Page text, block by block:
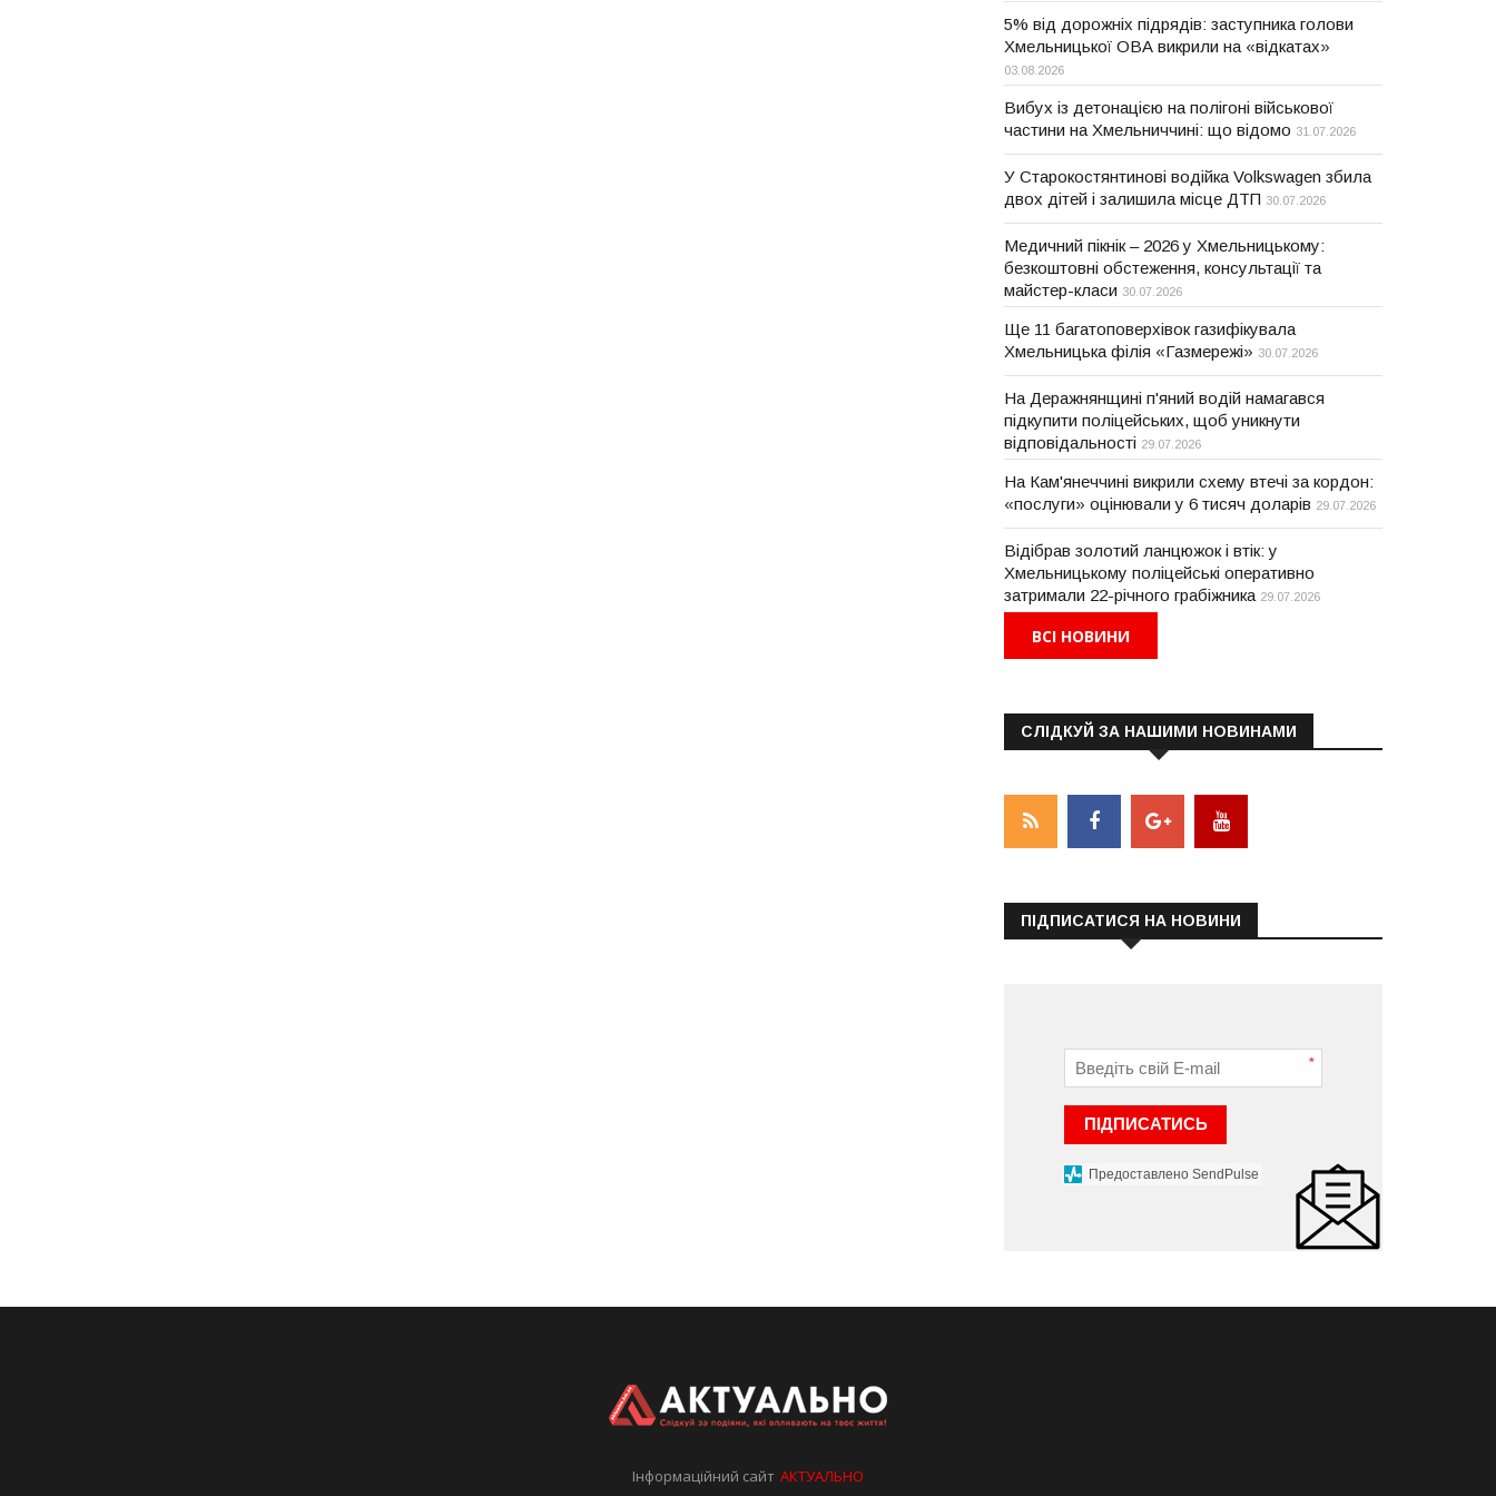
5% від дорожніх підрядів: заступника голови
Хмельницької ОВА викрили на «відкатах»
03.08.2026
Вибух із детонацією на полігоні військової
частини на Хмельниччині: що відомо 31.07.2026
У Старокостянтинові водійка Volkswagen збила
двох дітей і залишила місце ДТП 30.07.2026
Медичний пікнік – 2026 у Хмельницькому:
безкоштовні обстеження, консультації та
майстер-класи 30.07.2026
Ще 11 багатоповерхівок газифікувала
Хмельницька філія «Газмережі» 30.07.2026
На Деражнянщині п'яний водій намагався
підкупити поліцейських, щоб уникнути
відповідальності 29.07.2026
На Кам'янеччині викрили схему втечі за кордон:
«послуги» оцінювали у 6 тисяч доларів 29.07.2026
Відібрав золотий ланцюжок і втік: у
Хмельницькому поліцейські оперативно
затримали 22-річного грабіжника 29.07.2026
ВСІ НОВИНИ
СЛІДКУЙ ЗА НАШИМИ НОВИНАМИ
ПІДПИСАТИСЯ НА НОВИНИ
*
ПІДПИСАТИСЬ
Предоставлено SendPulse
Інформаційний сайтАКТУАЛЬНО